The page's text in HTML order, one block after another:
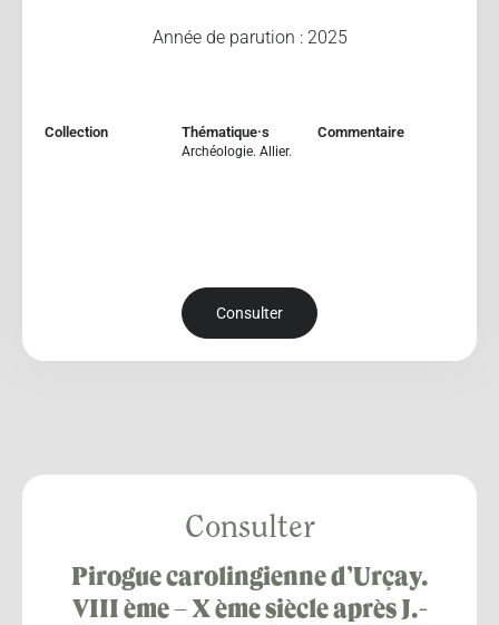
Année de parution : 2025
Collection Thématique·s
Archéologie. Allier.
Commentaire
Consulter
Consulter
Pirogue carolingienne d’Urçay.
VIII ème – X ème siècle après J.-